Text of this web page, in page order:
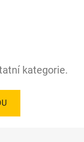
kategorie.